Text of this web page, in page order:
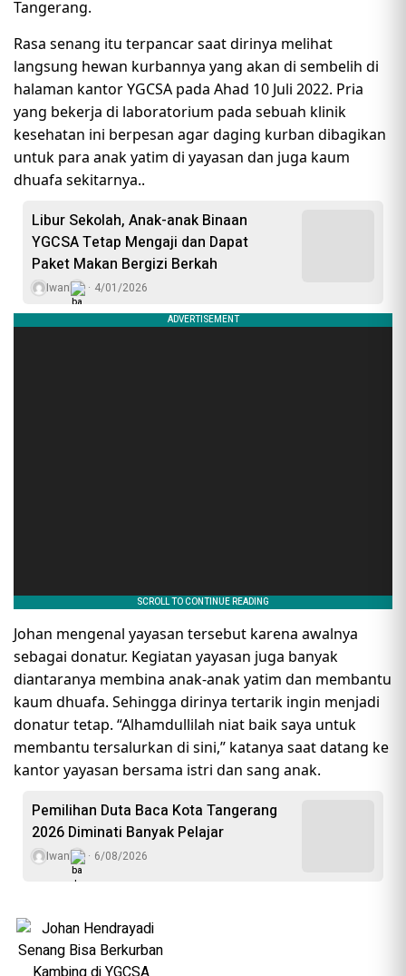
Tangerang.
Rasa senang itu terpancar saat dirinya melihat
langsung hewan kurbannya yang akan di sembelih di
halaman kantor YGCSA pada Ahad 10 Juli 2022. Pria
yang bekerja di laboratorium pada sebuah klinik
kesehatan ini berpesan agar daging kurban dibagikan
untuk para anak yatim di yayasan dan juga kaum
dhuafa sekitarnya..
Libur Sekolah, Anak-anak Binaan
YGCSA Tetap Mengaji dan Dapat
Paket Makan Bergizi Berkah
Iwan 4/01/2026
Johan mengenal yayasan tersebut karena awalnya
sebagai donatur. Kegiatan yayasan juga banyak
diantaranya membina anak-anak yatim dan membantu
kaum dhuafa. Sehingga dirinya tertarik ingin menjadi
donatur tetap. “Alhamdullilah niat baik saya untuk
membantu tersalurkan di sini,” katanya saat datang ke
kantor yayasan bersama istri dan sang anak.
Pemilihan Duta Baca Kota Tangerang
2026 Diminati Banyak Pelajar
Iwan 6/08/2026